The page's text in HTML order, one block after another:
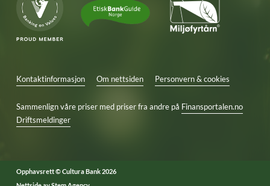
Kontaktinformasjon Om nettsiden Personvern & cookies
Sammenlign våre priser med priser fra andre på Finansportalen.no
Driftsmeldinger
Opphavsrett © Cultura Bank 2026